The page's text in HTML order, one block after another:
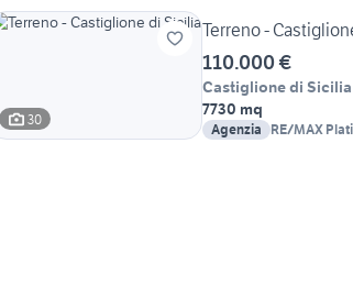
30
Terreno -
110.000 €
Castiglione di Sicilia
7730 mq
Agenzia RE/MAX